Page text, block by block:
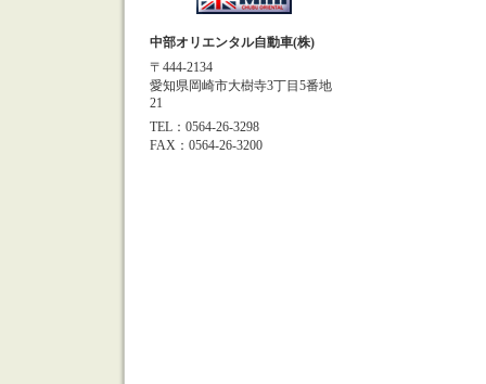
中部オリエンタル自動車(株)
〒444-2134
愛知県岡崎市大樹寺3丁目5番地
21
TEL：0564-26-3298
FAX：0564-26-3200